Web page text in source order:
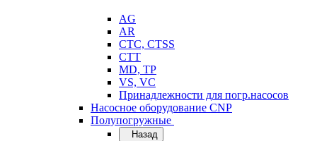
AG
AR
CTC, CTSS
CTT
MD, TP
VS, VC
Принадлежности для погр.насосов
Насосное оборудование CNP
Полупогружные
Назад